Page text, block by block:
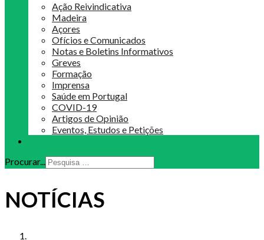
Ação Reivindicativa
Madeira
Açores
Ofícios e Comunicados
Notas e Boletins Informativos
Greves
Formação
Imprensa
Saúde em Portugal
COVID-19
Artigos de Opinião
Eventos, Estudos e Petições
Procurar...
NOTÍCIAS